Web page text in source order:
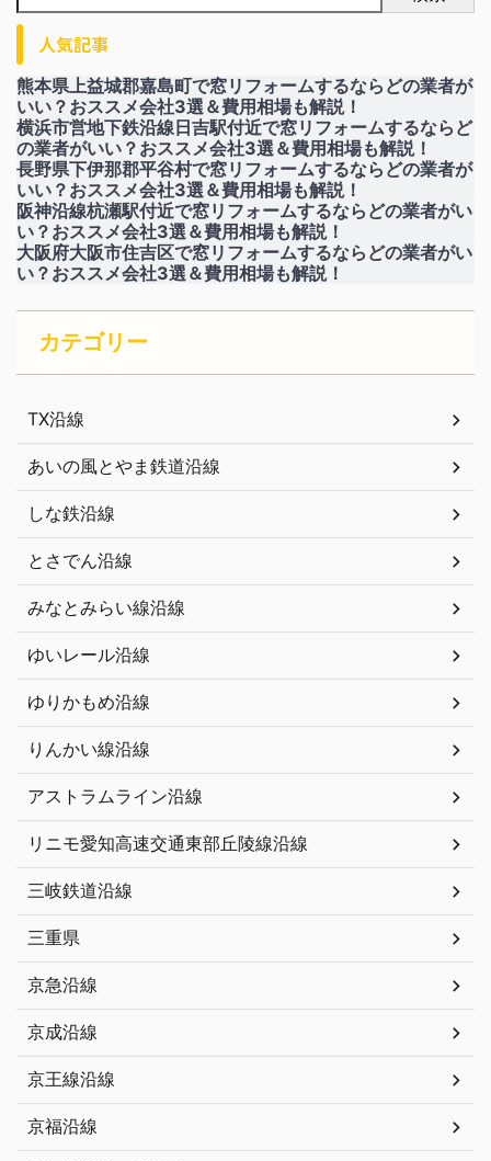
人気記事
熊本県上益城郡嘉島町で窓リフォームするならどの業者が
いい？おススメ会社3選＆費用相場も解説！
横浜市営地下鉄沿線日吉駅付近で窓リフォームするならど
の業者がいい？おススメ会社3選＆費用相場も解説！
長野県下伊那郡平谷村で窓リフォームするならどの業者が
いい？おススメ会社3選＆費用相場も解説！
阪神沿線杭瀬駅付近で窓リフォームするならどの業者がい
い？おススメ会社3選＆費用相場も解説！
大阪府大阪市住吉区で窓リフォームするならどの業者がい
い？おススメ会社3選＆費用相場も解説！
カテゴリー
TX沿線
あいの風とやま鉄道沿線
しな鉄沿線
とさでん沿線
みなとみらい線沿線
ゆいレール沿線
ゆりかもめ沿線
りんかい線沿線
アストラムライン沿線
リニモ愛知高速交通東部丘陵線沿線
三岐鉄道沿線
三重県
京急沿線
京成沿線
京王線沿線
京福沿線